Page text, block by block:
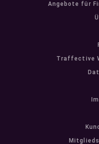
Angebote für
Traffective